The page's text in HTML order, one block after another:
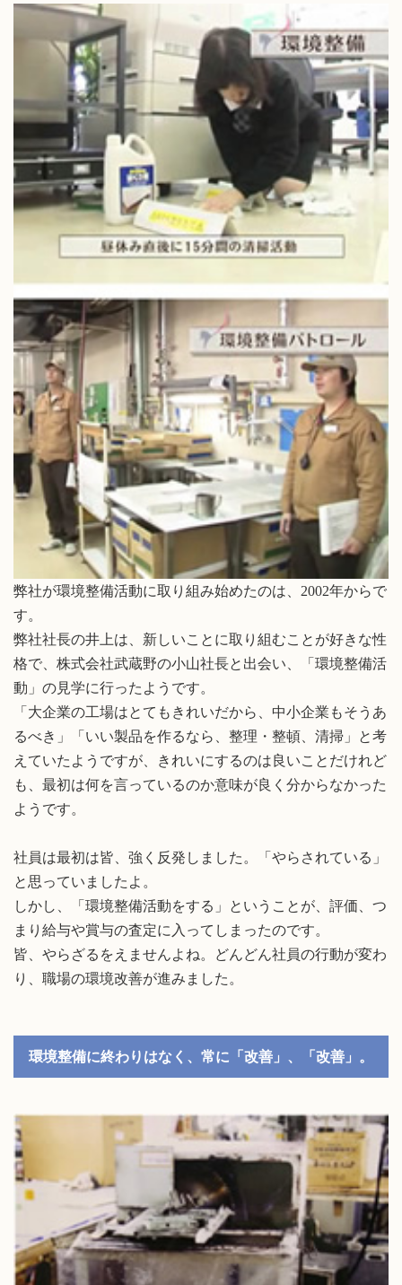
弊社が環境整備活動に取り組み始めたのは、2002年からで
す。
弊社社長の井上は、新しいことに取り組むことが好きな性
格で、株式会社武蔵野の小山社長と出会い、「環境整備活
動」の見学に行ったようです。
「大企業の工場はとてもきれいだから、中小企業もそうあ
るべき」「いい製品を作るなら、整理・整頓、清掃」と考
えていたようですが、きれいにするのは良いことだけれど
も、最初は何を言っているのか意味が良く分からなかった
ようです。
社員は最初は皆、強く反発しました。「やらされている」
と思っていましたよ。
しかし、「環境整備活動をする」ということが、評価、つ
まり給与や賞与の査定に入ってしまったのです。
皆、やらざるをえませんよね。どんどん社員の行動が変わ
り、職場の環境改善が進みました。
環境整備に終わりはなく、常に「改善」、「改善」。